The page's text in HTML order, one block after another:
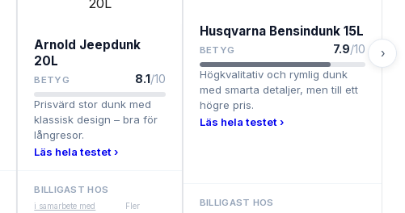
Arnold Jeepdunk
20L
BETYG 8.1/10
Prisvärd stor dunk med
klassisk design – bra för
långresor.
Läs hela testet ›
BILLIGAST HOS
i samarbete med
Fler
Husqvarna Bensindunk 15L
BETYG 7.9/10
Högkvalitativ och rymlig dunk
med smarta detaljer, men till ett
högre pris.
Läs hela testet ›
BILLIGAST HOS
›